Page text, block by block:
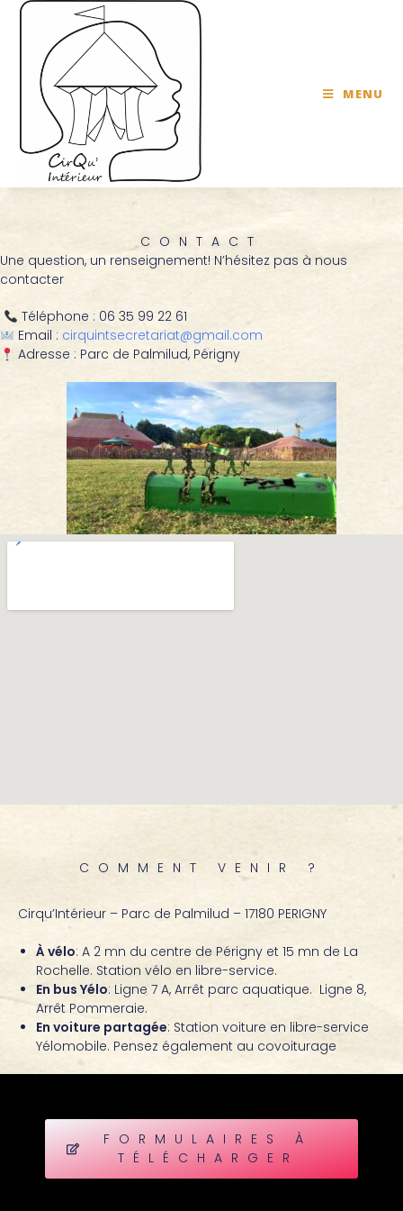
MENU
CONTACT
Une question, un renseignement! N’hésitez pas à nous
contacter
Téléphone : 06 35 99 22 61
Email : cirquintsecretariat@gmail.com
Adresse : Parc de Palmilud, Périgny
COMMENT VENIR ?
Cirqu’Intérieur – Parc de Palmilud – 17180 PERIGNY
À vélo: A 2 mn du centre de Périgny et 15 mn de La
Rochelle. Station vélo en libre-service.
En bus Yélo: Ligne 7 A, Arrêt parc aquatique. Ligne 8,
Arrêt Pommeraie.
En voiture partagée: Station voiture en libre-service
Yélomobile. Pensez également au covoiturage
FORMULAIRES À
TÉLÉCHARGER